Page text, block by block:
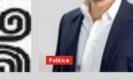
Politica